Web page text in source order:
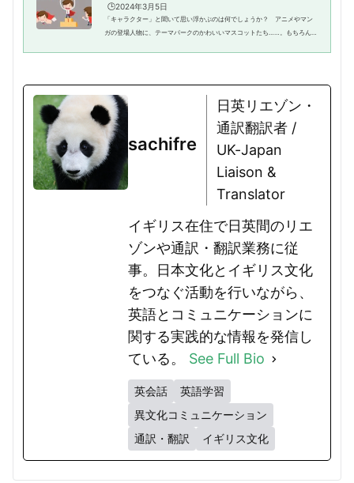
🕒️2024年3月5日
「キャラクター」と聞いて思い浮かぶのは何でしょうか？ アニメやマン
ガの登場人物に、テーマパークのかわいいマスコットたち……。もちろんす
sachifre
日英リエゾン・
通訳翻訳者 /
UK-Japan
Liaison &
Translator
イギリス在住で日英間のリエ
ゾンや通訳・翻訳業務に従
事。日本文化とイギリス文化
をつなぐ活動を行いながら、
英語とコミュニケーションに
関する実践的な情報を発信し
ている。 See Full Bio
英会話
英語学習
異文化コミュニケーション
通訳・翻訳
イギリス文化